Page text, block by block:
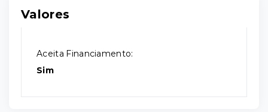
Valores
Aceita Financiamento:
Sim